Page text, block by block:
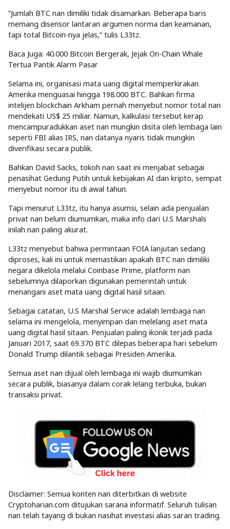
“Jumlah BTC nan dimiliki tidak disamarkan. Beberapa baris
memang disensor lantaran argumen norma dan keamanan,
tapi total Bitcoin-nya jelas,” tulis L33tz.
Baca Juga: 40.000 Bitcoin Bergerak, Jejak On-Chain Whale
Tertua Pantik Alarm Pasar
Selama ini, organisasi mata uang digital memperkirakan
Amerika menguasai hingga 198.000 BTC. Bahkan firma
intelijen blockchain Arkham pernah menyebut nomor total nan
mendekati US$ 25 miliar. Namun, kalkulasi tersebut kerap
mencampuradukkan aset nan mungkin disita oleh lembaga lain
seperti FBI alias IRS, nan datanya nyaris tidak mungkin
diverifikasi secara publik.
Bahkan David Sacks, tokoh nan saat ini menjabat sebagai
penasihat Gedung Putih untuk kebijakan AI dan kripto, sempat
menyebut nomor itu di awal tahun.
Tapi menurut L33tz, itu hanya asumsi, selain ada penjualan
privat nan belum diumumkan, maka info dari U.S Marshals
inilah nan paling akurat.
L33tz menyebut bahwa permintaan FOIA lanjutan sedang
diproses, kali ini untuk memastikan apakah BTC nan dimiliki
negara dikelola melalui Coinbase Prime, platform nan
sebelumnya dilaporkan digunakan pemerintah untuk
menangani aset mata uang digital hasil sitaan.
Sebagai catatan, U.S Marshal Service adalah lembaga nan
selama ini mengelola, menyimpan dan melelang aset mata
uang digital hasil sitaan. Penjualan paling ikonik terjadi pada
Januari 2017, saat 69.370 BTC dilepas beberapa hari sebelum
Donald Trump dilantik sebagai Presiden Amerika.
Semua aset nan dijual oleh lembaga ini wajib diumumkan
secara publik, biasanya dalam corak lelang terbuka, bukan
transaksi privat.
Disclaimer: Semua konten nan diterbitkan di website
Cryptoharian.com ditujukan sarana informatif. Seluruh tulisan
nan telah tayang di bukan nasihat investasi alias saran trading.